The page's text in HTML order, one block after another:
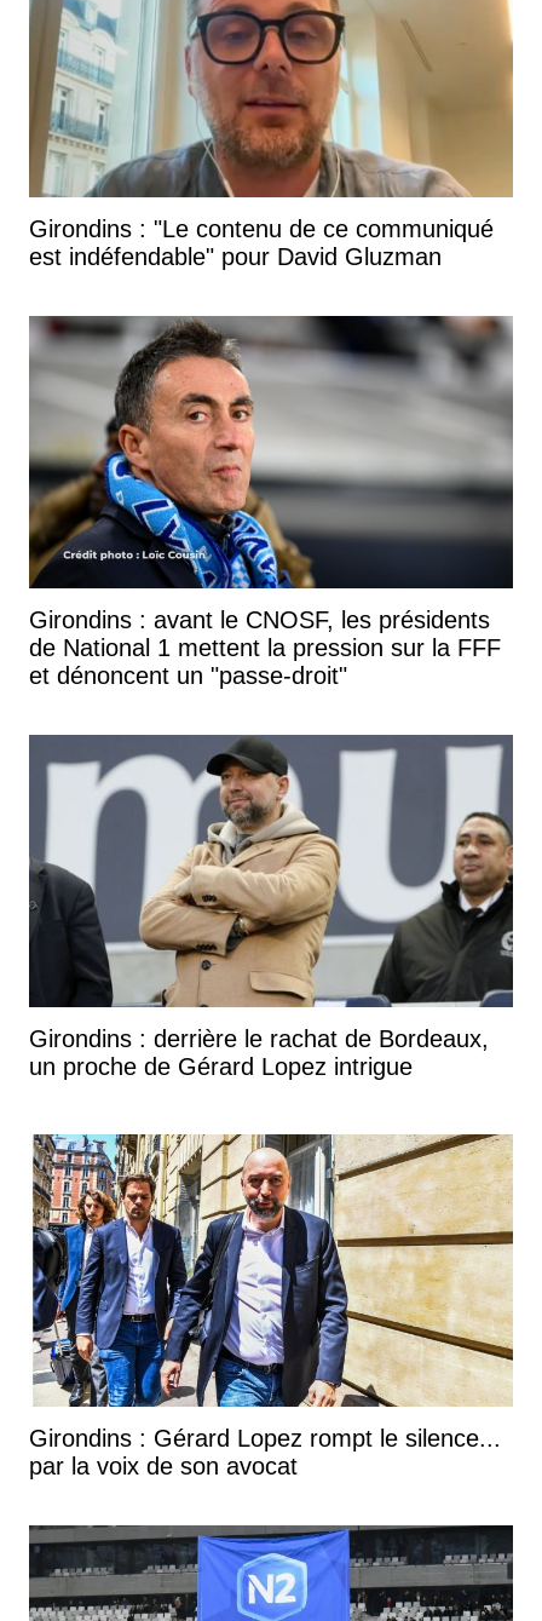
Girondins : "Le contenu de ce communiqué
est indéfendable" pour David Gluzman
Girondins : avant le CNOSF, les présidents
de National 1 mettent la pression sur la FFF
et dénoncent un "passe-droit"
Girondins : derrière le rachat de Bordeaux,
un proche de Gérard Lopez intrigue
Girondins : Gérard Lopez rompt le silence...
par la voix de son avocat